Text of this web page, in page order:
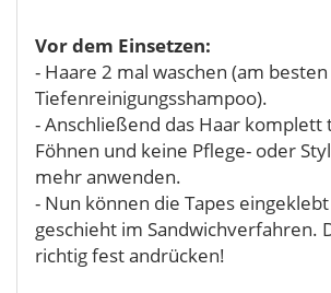
Vor dem Einsetzen:
- Haare 2 mal waschen (am
Tiefenreinigungsshampoo).
- Anschließend das Haar komplett
Föhnen und keine Pflege- oder
mehr anwenden.
- Nun können die Tapes
geschieht im Sandwichverfahren.
richtig fest andrücken!